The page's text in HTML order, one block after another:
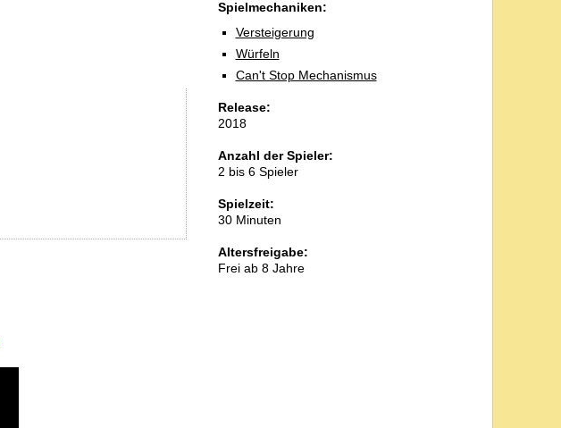
Spielmechaniken:
Versteigerung
Würfeln
Can't Stop Mechanismus
Release:
2018
Anzahl der Spieler:
2 bis 6 Spieler
Spielzeit:
30 Minuten
Altersfreigabe:
Frei ab 8 Jahre